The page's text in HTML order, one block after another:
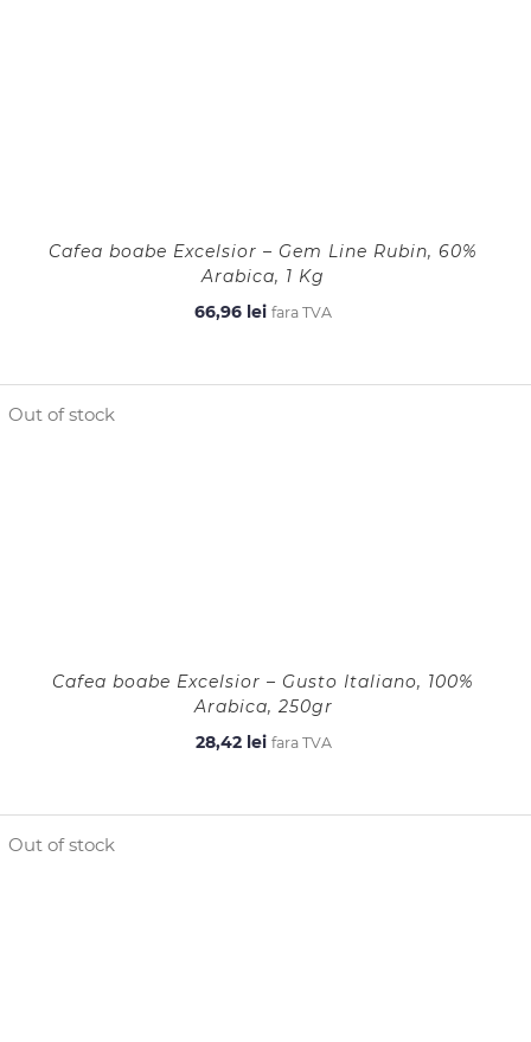
Cafea boabe Excelsior – Gem Line Rubin, 60%
Arabica, 1 Kg
66,96 lei fara TVA
Out of stock
Cafea boabe Excelsior – Gusto Italiano, 100%
Arabica, 250gr
28,42 lei fara TVA
Out of stock